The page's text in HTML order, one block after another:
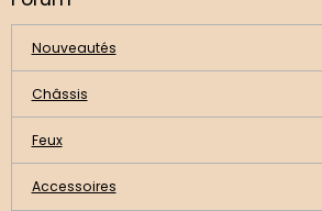
Nouveautés
Châssis
Feux
Accessoires